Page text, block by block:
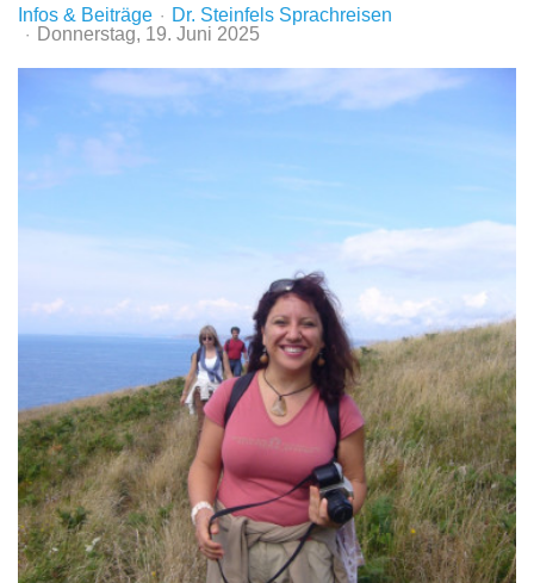
Infos & Beiträge
Dr. Steinfels Sprachreisen
Donnerstag, 19. Juni 2025